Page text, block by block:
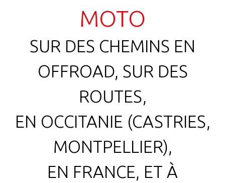
MOTO
SUR DES CHEMINS EN
OFFROAD, SUR DES
ROUTES,
EN OCCITANIE (CASTRIES,
MONTPELLIER),
EN FRANCE, ET À